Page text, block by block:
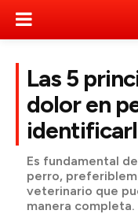
Las 5
dolor en
Es fundamental
perro,
veterinario que
manera completa.